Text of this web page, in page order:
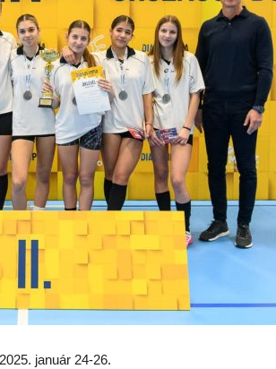
január 24-26.